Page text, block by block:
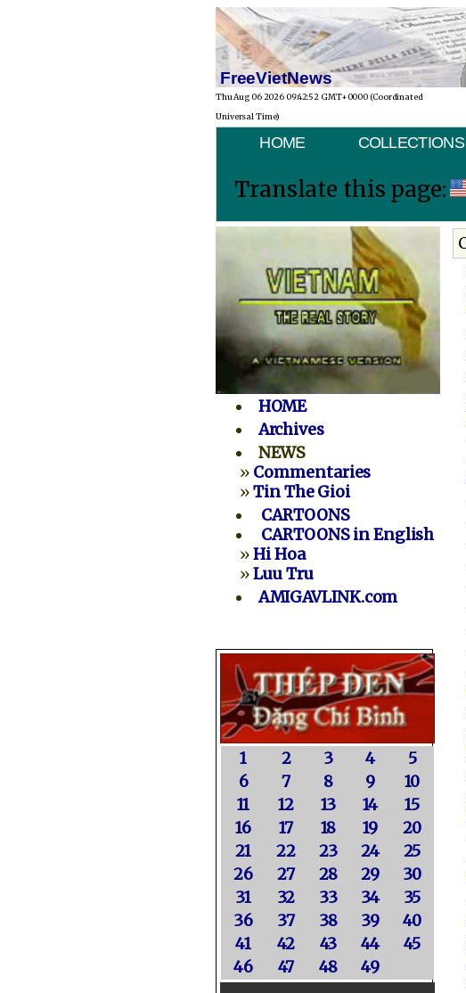
FreeVietNews
Thu Aug 06 2026 09:42:52 GMT+0000 (Coordinated
Universal Time)
HOME COLLECTIONS
Translate this page:
HOME
Archives
NEWS
» Commentaries
»Tin The Gioi
CARTOONS
CARTOONS in English
»Hi Hoa
»Luu Tru
AMIGAVLINK.com
1 2 3 4
5
6
7 8 9
10
11
12 13 14
15
16
17 18 19
20
21
22 23 24
25
26
27 28 29
30
31
32 33 34
35
36
37 38 39
40
41
42 43 44
45
46
47 48 49